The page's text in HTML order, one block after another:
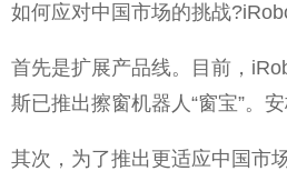
如何应对中国市场的挑战
首先是扩展产品线。目前，
斯已推出擦窗机器人“窗宝”。
其次，为了推出更适应中国市